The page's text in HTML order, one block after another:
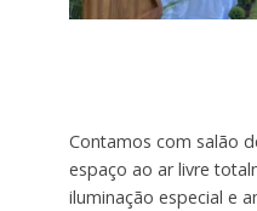
Contamos com salão
espaço ao ar livre
iluminação especial e